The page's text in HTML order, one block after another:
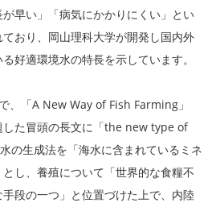
早い」「病気にかかりにくい」とい
おり、岡山理科大学が開発し国内外
好適環境水の特長を示しています。
、「A New Way of Fish Farming」
した冒頭の長文に「the new type of
の生成法を「海水に含まれているミネ
し、養殖について「世界的な食糧不
段の一つ」と位置づけた上で、内陸